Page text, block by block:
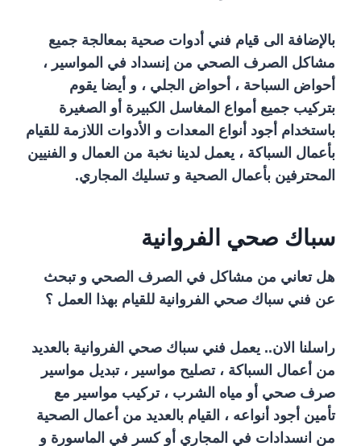
بالإضافة الى قيام فني أدوات صحية بمعالجة جميع
مشاكل الصرف الصحي من إنسداد في المواسير ،
أحواض السباحة ، أحواض الجلي ، و أيضا يقوم
بتركيب جميع أمواع المغاسل الكبيرة أو الصغيرة
باستخدام أجود أنواع المعدات و الأدوات اللازمة للقيام
بأعمال السباكة ، يعمل لدينا نخبة من العمال و الفنيين
المحترفين بأعمال الصحية و تسليك المجاري.
سباك صحي الفروانية
هل تعاني من مشاكل في الصرف الصحي و تبحث
عن فني سباك صحي الفروانية للقيام بهذا العمل ؟
راسلنا الان.. يعمل فني سباك صحي الفروانية بالعديد
من أعمال السباكة ، تصليح مواسير ، تبديل مواسير
صرف صحي أو مياه الشرب ، تركيب مواسير مع
تأمين أجود أنواعه ، القيام بالعديد من أعمال الصحية
من انسدادات في المجاري أو كسر في الماسورة و